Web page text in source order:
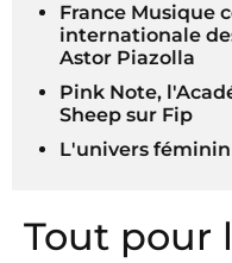
France Musique
internationale
Astor Piazolla
Pink Note,
Sheep sur Fip
L'univers
Tout pour